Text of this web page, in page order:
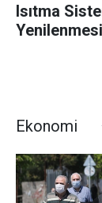
Isıtma
Ekonomi